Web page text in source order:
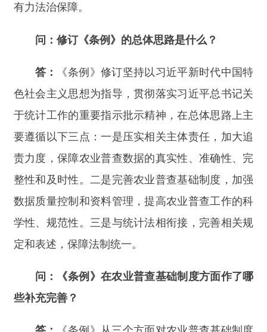
要遵循以下三点：一是压实相关主体责任，加大追
责力度，保障农业普查数据的真实性、准确性、完
数据质量控制和资料管理，提高农业普查工作的科
学性、规范性。三是与统计法相衔接，完善相关规
定和表述，保障法制统一。
问：《条例》在农业普查基础制度方面作了哪
些补充完善？
答：《条例》从三个方面对农业普查基础制度
进行了完善：一是在组织实施方面，根据农业普查
工作涉及面广、参与主体众多等特点，增加“各方
共同参与”作为农业普查组织实施原则。二是在普
村产业发展、乡村建设、乡村治理等事项。三是在
普查方法方面，注重运用现代化调查手段，增加遥